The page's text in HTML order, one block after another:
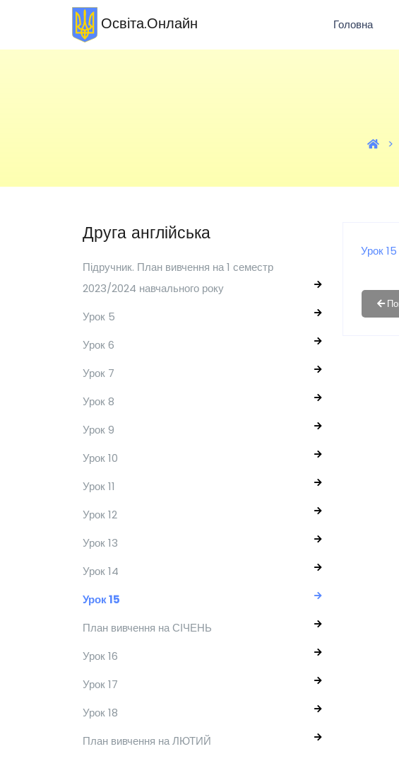
Освіта.Онлайн Головна
Друга англійська
Підручник. План вивчення на 1 семестр
2023/2024 навчального року
Урок 5
Урок 6
Урок 7
Урок 8
Урок 9
Урок 10
Урок 11
Урок 12
Урок 13
Урок 14
Урок 15
План вивчення на СІЧЕНЬ
Урок 16
Урок 17
Урок 18
План вивчення на ЛЮТИЙ
Урок 15